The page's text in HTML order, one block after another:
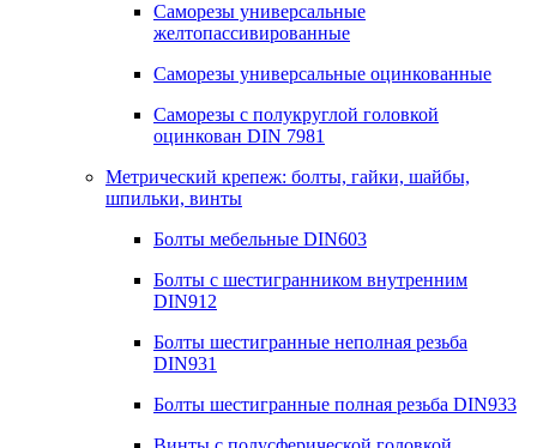
Саморезы универсальные
желтопассивированные
Саморезы универсальные оцинкованные
Саморезы с полукруглой головкой
оцинкован DIN 7981
Метрический крепеж: болты, гайки, шайбы,
шпильки, винты
Болты мебельные DIN603
Болты с шестигранником внутренним
DIN912
Болты шестигранные неполная резьба
DIN931
Болты шестигранные полная резьба DIN933